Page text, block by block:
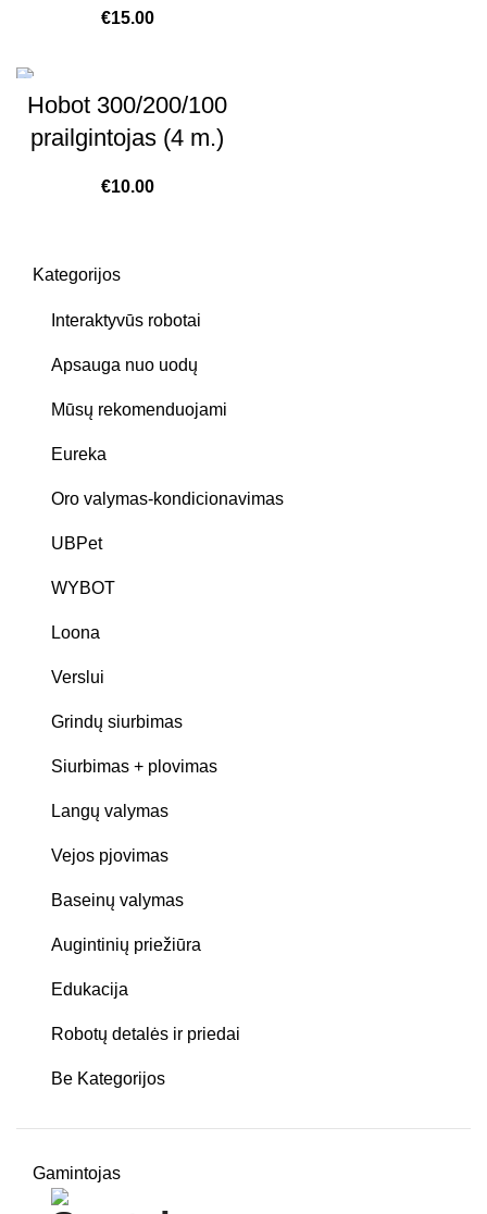
Kategorijos
Interaktyvūs robotai
Apsauga nuo uodų
Mūsų rekomenduojami
Eureka
Oro valymas-kondicionavimas
UBPet
WYBOT
Loona
Verslui
Grindų siurbimas
Siurbimas + plovimas
Langų valymas
Vejos pjovimas
Baseinų valymas
Augintinių priežiūra
Edukacija
Robotų detalės ir priedai
Be Kategorijos
Gamintojas
€15.00
Hobot 300/200/100
prailgintojas (4 m.)
€10.00